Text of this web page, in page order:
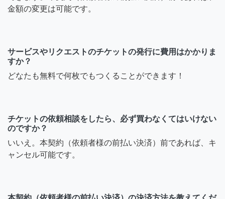
金額の変更は可能です。
サービスやリクエストのチケットの発行に費用はかかりま
すか？
どなたも無料で何枚でもつくることができます！
チケットの依頼相談をしたら、必ず買わなくてはいけない
のですか？
いいえ。本契約（依頼者様の前払い決済）前であれば、キ
ャンセル可能です。